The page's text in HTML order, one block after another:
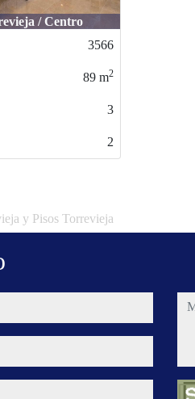
/ Los Balcones
2128
63 m2
2
2
y Pisos Torrevieja